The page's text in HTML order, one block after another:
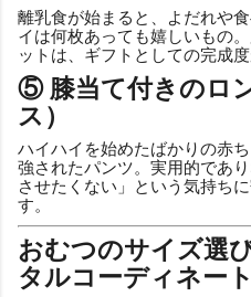
離乳食が始まると、よだれや
イは何枚あっても嬉しいもの
ットは、ギフトとしての完成度
⑤ 膝当て付きのロ
ス）
ハイハイを始めたばかりの赤
強されたパンツ。実用的であ
させたくない」という気持ち
す。
おむつのサイズ選
タルコーディネー